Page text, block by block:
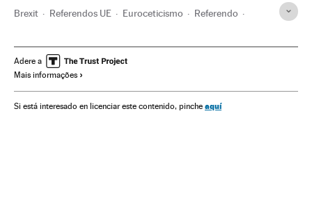
Brexit Referendos UE Euroceticismo Referendo
Eleições Migração União Europeia
Demografia
Política Relações exteriores Sociedade Reino Unido
Adere a
Mais informações
Si está interesado en licenciar este contenido, pinche aquí